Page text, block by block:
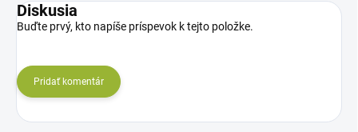
Diskusia
Buďte prvý, kto napíše príspevok k tejto položke.
Pridať komentár